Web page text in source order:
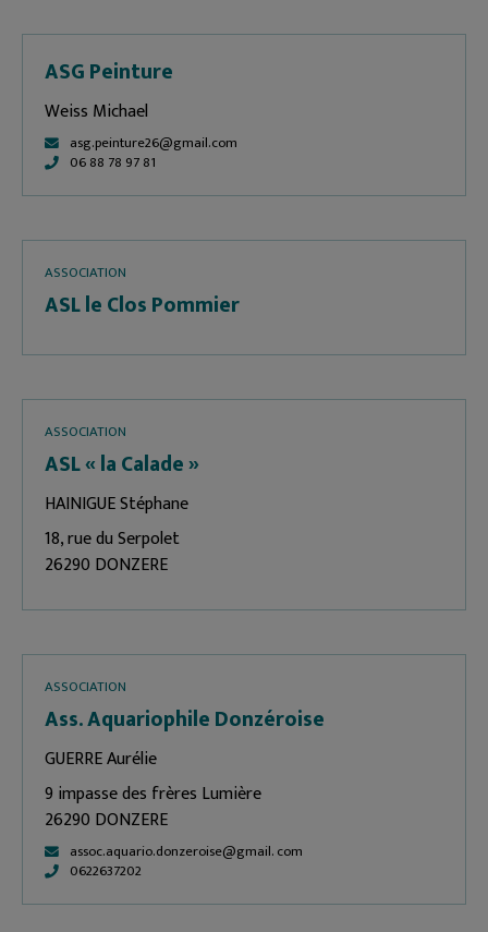
ASG Peinture
Weiss Michael
asg.peinture26@gmail.com
06 88 78 97 81
ASSOCIATION
ASL le Clos Pommier
ASSOCIATION
ASL « la Calade »
HAINIGUE Stéphane
18, rue du Serpolet
26290 DONZERE
ASSOCIATION
Ass. Aquariophile Donzéroise
GUERRE Aurélie
9 impasse des frères Lumière
26290 DONZERE
assoc.aquario.donzeroise@gmail. com
0622637202